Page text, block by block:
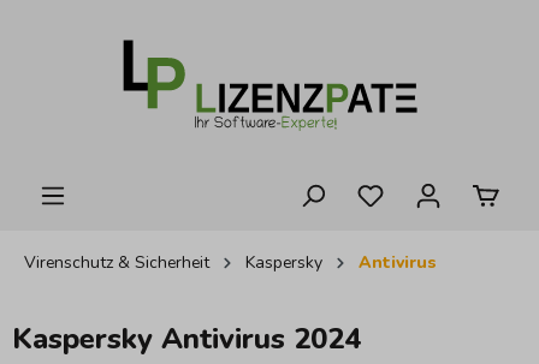
Virenschutz & Sicherheit Kaspersky Antivirus
Kaspersky Antivirus 2024